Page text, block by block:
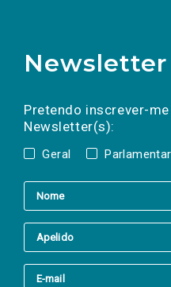
Newsletter
Pretendo inscrever-
Newsletter(s):
Geral Parlamentar
a(s) newsletter(s).
mail